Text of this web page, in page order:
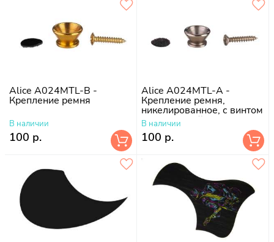
Alice A024MTL-B -
Крепление ремня
В наличии
100 р.
Alice A024MTL-A -
Крепление ремня,
никелированное, с винтом
и прокладкой
В наличии
100 р.